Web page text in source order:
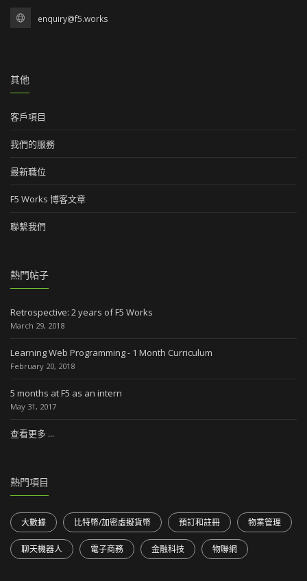
enquiry@f5.works
其他
客戶項目
我們的服務
最新職位
F5 Works 博客文章
聯繫我們
熱門帖子
Retrospective: 2 years of F5 Works
March 29, 2018
Learning Web Programming - 1 Month Curriculum
February 20, 2018
5 months at F5 as an intern
May 31, 2017
查看更多 ...
熱門項目
大數據 比特幣/加密虛擬貨幣 預訂和註冊 物業管理
聊天機器人 電子商務 金融科技 物聯網